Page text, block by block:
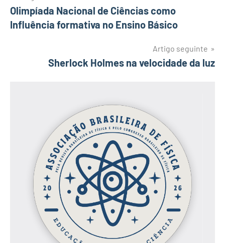
Navegação
de
Olimpíada Nacional de Ciências como
Influência formativa no Ensino Básico
Artigo seguinte
Sherlock Holmes na velocidade da luz